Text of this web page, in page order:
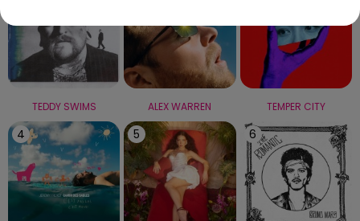
TEDDY SWIMS ALEX WARREN TEMPER CITY
4 5 6